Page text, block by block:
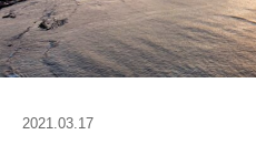
2021.03.17